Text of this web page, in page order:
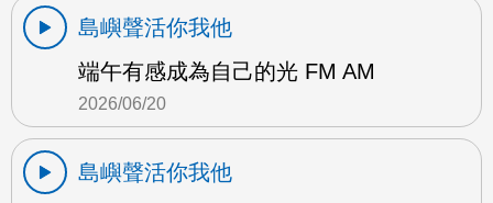
島嶼聲活你我他
端午有感成為自己的光 FM AM
2026/06/20
島嶼聲活你我他